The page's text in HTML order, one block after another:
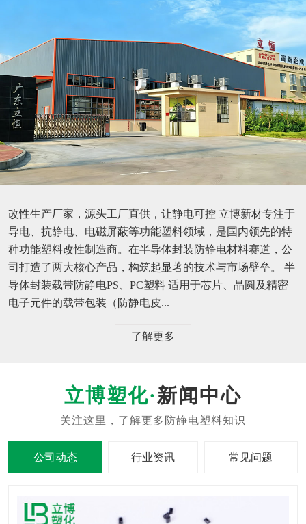
改性生产厂家，源头工厂直供，让静电可控 立博新材专注于
导电、抗静电、电磁屏蔽等功能塑料领域，是国内领先的特
种功能塑料改性制造商。在半导体封装防静电材料赛道，公
司打造了两大核心产品，构筑起显著的技术与市场壁垒。 半
导体封装载带防静电PS、PC塑料 适用于芯片、晶圆及精密
电子元件的载带包装（防静电皮...
了解更多
新闻中心
公司动态 行业资讯 常见问题